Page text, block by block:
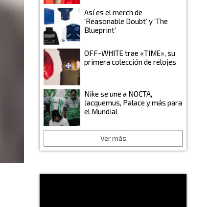
Así es el merch de
‘Reasonable Doubt’ y ‘The
Blueprint’
OFF-WHITE trae «TIME», su
primera colección de relojes
Nike se une a NOCTA,
Jacquemus, Palace y más para
el Mundial
Ver más